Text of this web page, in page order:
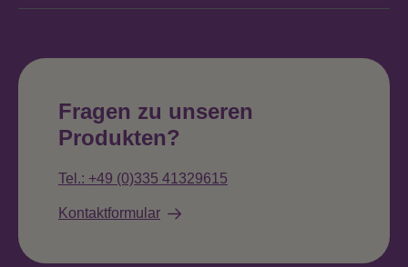
Fragen zu unseren
Produkten?
Tel.: +49 (0)335 41329615
Kontaktformular